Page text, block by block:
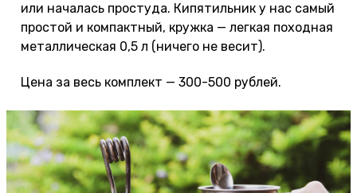
или началась простуда. Кипятильник у нас самый
простой и компактный, кружка — легкая походная
металлическая 0,5 л (ничего не весит).
Цена за весь комплект — 300-500 рублей.